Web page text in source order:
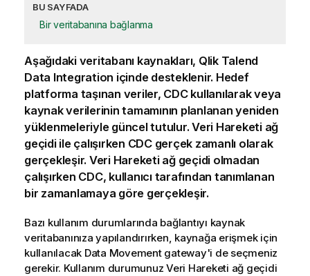
BU SAYFADA
Bir veritabanına bağlanma
Aşağıdaki veritabanı kaynakları, Qlik Talend
Data Integration içinde desteklenir. Hedef
platforma taşınan veriler, CDCkullanılarak veya
kaynak verilerinin tamamının planlanan yeniden
yüklenmeleriyle güncel tutulur. Veri Hareketi ağ
geçidiile çalışırken CDC gerçek zamanlı olarak
gerçekleşir. Veri Hareketi ağ geçidi olmadan
çalışırken CDC, kullanıcı tarafından tanımlanan
bir zamanlamaya göre gerçekleşir.
Bazı kullanım durumlarında bağlantıyı kaynak
veritabanınıza yapılandırırken, kaynağa erişmek için
kullanılacak Data Movement gateway'i de seçmeniz
gerekir. Kullanım durumunuz Veri Hareketi ağ geçidi